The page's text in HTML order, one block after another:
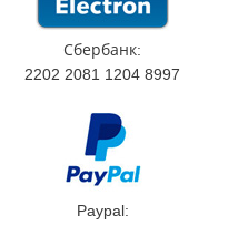
Сбербанк:
2202 2081 1204 8997
Paypal: